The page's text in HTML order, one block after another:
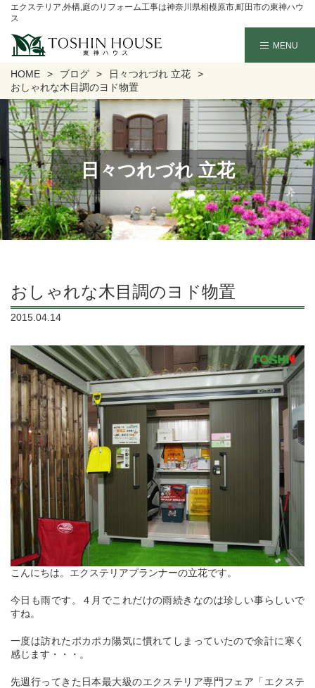
エクステリア,外構,庭のリフォーム工事は神奈川県相模原市,町田市の東神ハウ
ス
HOME ブログ
日々つれづれ 立花
おしゃれな木目調のヨド物置
日々つれづれ 立花
おしゃれな木目調のヨド物置
2015.04.14
こんにちは。エクステリアプランナーの立花です。
今日も雨です。４月でこれだけの雨続きなのは珍しい事らしいで
すね。
一度は訪れたポカポカ陽気に慣れてしまっていたので余計に寒く
感じます・・・。
先週行ってきた日本最大級のエクステリア専門フェア「エクステ